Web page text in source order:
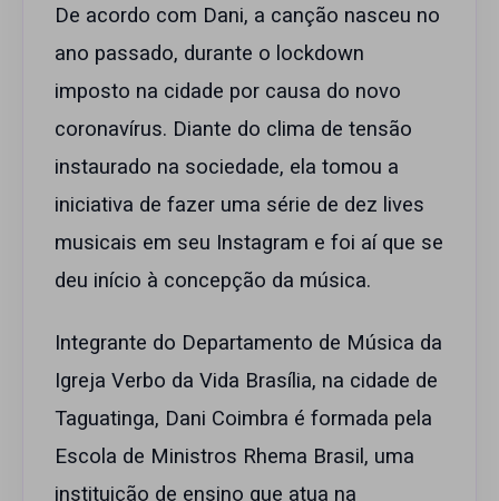
De acordo com Dani, a canção nasceu no
ano passado, durante o lockdown
imposto na cidade por causa do novo
coronavírus. Diante do clima de tensão
instaurado na sociedade, ela tomou a
iniciativa de fazer uma série de dez lives
musicais em seu Instagram e foi aí que se
deu início à concepção da música.
Integrante do Departamento de Música da
Igreja Verbo da Vida Brasília, na cidade de
Taguatinga, Dani Coimbra é formada pela
Escola de Ministros Rhema Brasil, uma